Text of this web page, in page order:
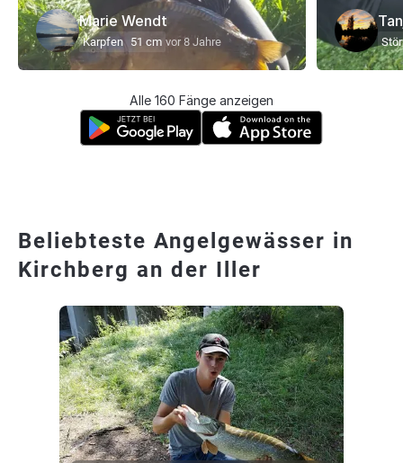
Marie Wendt
Karpfen 51 cm vor 8 Jahre Stör
Alle 160 Fänge anzeigen
Beliebteste Angelgewässer in
Kirchberg an der Iller